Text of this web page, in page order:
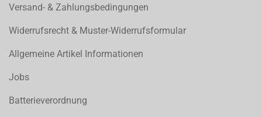
Versand- & Zahlungsbedingungen
Widerrufsrecht & Muster-Widerrufsformular
Allgemeine Artikel Informationen
Jobs
Batterieverordnung